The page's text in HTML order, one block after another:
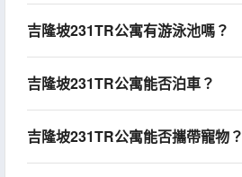
吉隆坡231TR公寓有游泳池嗎？
吉隆坡231TR公寓能否泊車？
吉隆坡231TR公寓能否攜帶寵物？